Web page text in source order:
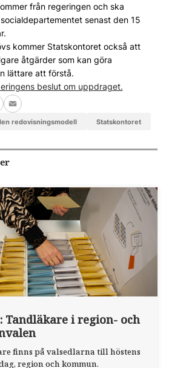
från regeringen och ska
senast den 15
kommer Statskontoret också att
åtgärder som kan göra
lättare att förstå.
beslut om uppdraget.
Email
redovisningsmodell Statskontoret
Tandläkare i region- och
finns på valsedlarna till höstens
region och kommun.